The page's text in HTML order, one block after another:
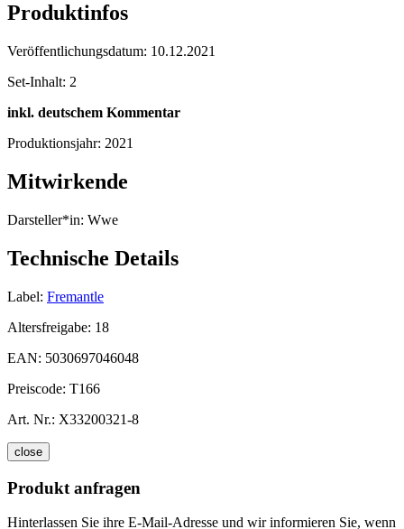
Produktinfos
Veröffentlichungsdatum: 10.12.2021
Set-Inhalt: 2
inkl. deutschem Kommentar
Produktionsjahr: 2021
Mitwirkende
Darsteller*in: Wwe
Technische Details
Label: Fremantle
Altersfreigabe: 18
EAN: 5030697046048
Preiscode: T166
Art. Nr.: X33200321-8
close
Produkt anfragen
Hinterlassen Sie ihre E-Mail-Adresse und wir informieren Sie, wenn